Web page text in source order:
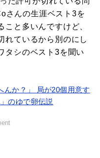
さんの生涯ベスト3を
と多いんですけど、
れているから別のにし
タシのベスト3を聞い
んか？」 局が20個用意す
のゆで卵伝説